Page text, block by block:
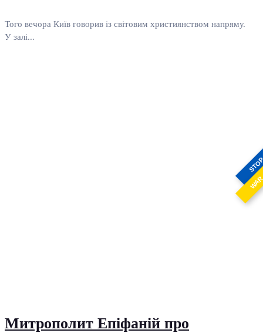
Того вечора Київ говорив із світовим християнством напряму.
У залі...
Митрополит Епіфаній про